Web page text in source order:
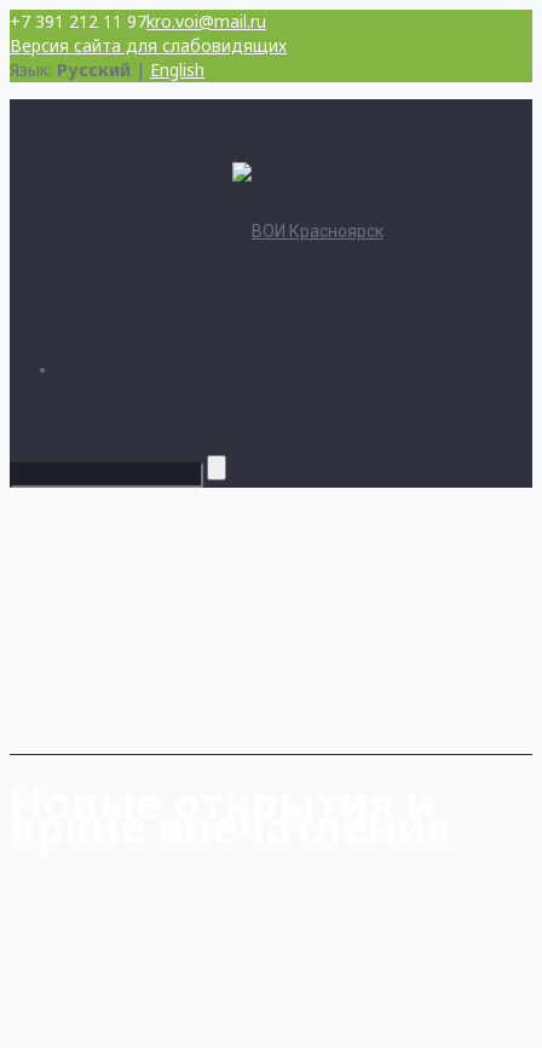
+7 391 212 11 97kro.voi@mail.ru
Версия сайта для слабовидящих
Язык: Русский | English